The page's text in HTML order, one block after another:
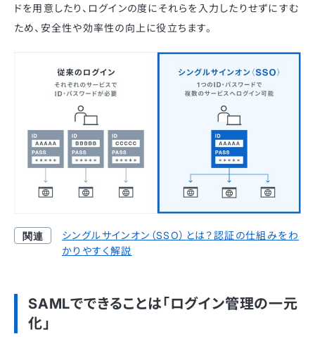
ドを用意したり、ログインの度にそれらを入力したりせずにすむ
ため、安全性や効率性の向上に役立ちます。
シングルサインオン（SSO）とは？認証の仕組みをわ
かりやすく解説
SAMLでできることは「ログイン管理の一元
化」